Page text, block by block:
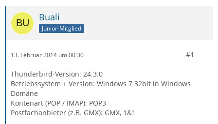
Buali
Junior-Mitglied
13. Februar 2014 um 00:30 #1
Thunderbird-Version: 24.3.0
Betriebssystem + Version: Windows 7 32bit in Windows
Domäne
Kontenart (POP / IMAP): POP3
Postfachanbieter (z.B. GMX): GMX, 1&1